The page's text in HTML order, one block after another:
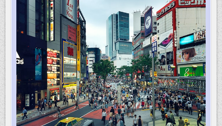
JAHR.
DAS
IST
EXTREM
WENIG“